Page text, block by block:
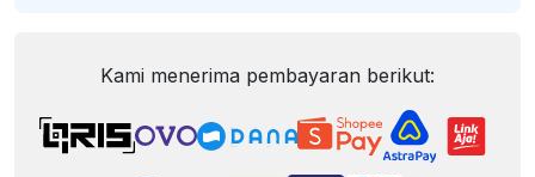
Kami menerima pembayaran berikut: